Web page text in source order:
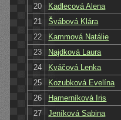
20
Kadlecová Alena
21
Švábová Klára
22
Kammová Natálie
23
Najdková Laura
24
Kváčová Lenka
25
Kozubková Evelína
26
Hamerníková Iris
27
Jeníková Sabina